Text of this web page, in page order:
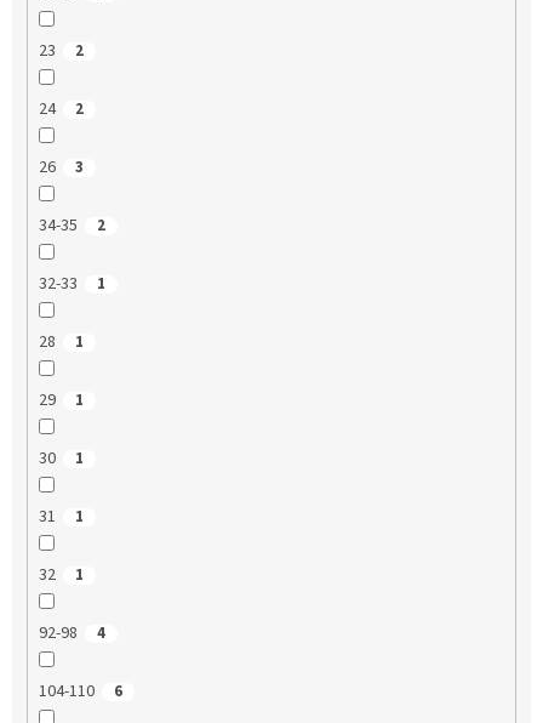
23 2
24 2
26 3
34-35 2
32-33 1
28 1
29 1
30 1
31 1
32 1
92-98 4
104-110 6